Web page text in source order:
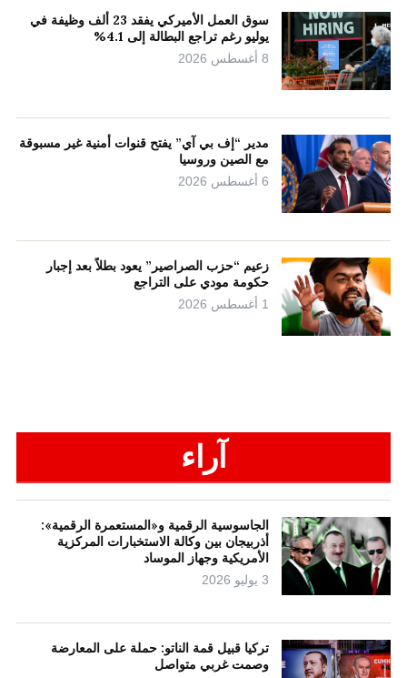
سوق العمل الأميركي يفقد 23 ألف وظيفة في
يوليو رغم تراجع البطالة إلى 4.1%
8 أغسطس 2026
مدير “إف بي آي” يفتح قنوات أمنية غير مسبوقة
مع الصين وروسيا
6 أغسطس 2026
زعيم “حزب الصراصير” يعود بطلاً بعد إجبار
حكومة مودي على التراجع
1 أغسطس 2026
آراء
الجاسوسية الرقمية و«المستعمرة الرقمية»:
أذربيجان بين وكالة الاستخبارات المركزية
الأمريكية وجهاز الموساد
3 يوليو 2026
تركيا قبيل قمة الناتو: حملة على المعارضة
وصمت غربي متواصل